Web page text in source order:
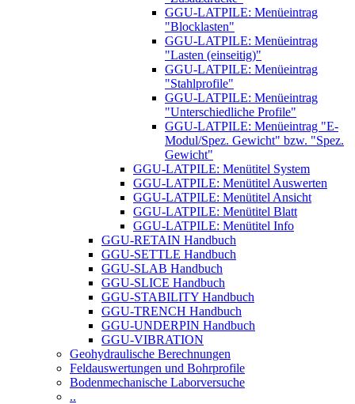
GGU-LATPILE: Menüeintrag
"Blocklasten"
GGU-LATPILE: Menüeintrag
"Lasten (einseitig)"
GGU-LATPILE: Menüeintrag
"Stahlprofile"
GGU-LATPILE: Menüeintrag
"Unterschiedliche Profile"
GGU-LATPILE: Menüeintrag "E-
Modul/Spez. Gewicht" bzw. "Spez.
Gewicht"
GGU-LATPILE: Menütitel System
GGU-LATPILE: Menütitel Auswerten
GGU-LATPILE: Menütitel Ansicht
GGU-LATPILE: Menütitel Blatt
GGU-LATPILE: Menütitel Info
GGU-RETAIN Handbuch
GGU-SETTLE Handbuch
GGU-SLAB Handbuch
GGU-SLICE Handbuch
GGU-STABILITY Handbuch
GGU-TRENCH Handbuch
GGU-UNDERPIN Handbuch
GGU-VIBRATION
Geohydraulische Berechnungen
Feldauswertungen und Bohrprofile
Bodenmechanische Laborversuche
..